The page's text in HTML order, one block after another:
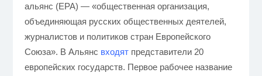
альянс (ЕРА) — «общественная организация,
объединяющая русских общественных деятелей,
журналистов и политиков стран Европейского
Союза». В Альянс входят представители 20
европейских государств. Первое рабочее название